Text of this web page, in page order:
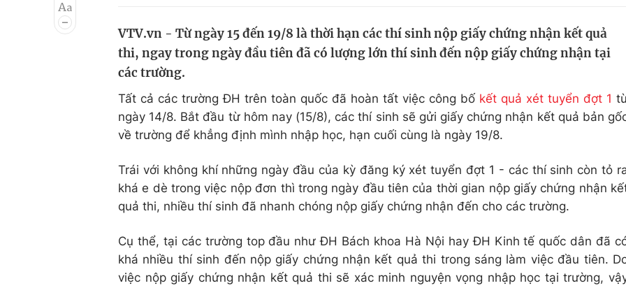
Âm nhạc
Chất lượng cuộc sống
Thị trường
VTV.vn - Từ ngày 15 đến 19/8 là thời hạn các thí sinh nộp giấy chứng nhận kết quả
thi, ngay trong ngày đầu tiên đã có lượng lớn thí sinh đến nộp giấy chứng nhận tại
các trường.
Tất cả các trường ĐH trên toàn quốc đã hoàn tất việc công bố kết quả xét tuyển đợt 1
ngày 14/8. Bắt đầu từ hôm nay (15/8), các thí sinh sẽ gửi giấy chứng nhận kết quả bản
về trường để khẳng định mình nhập học, hạn cuối cùng là ngày 19/8.
Trái với không khí những ngày đầu của kỳ đăng ký xét tuyển đợt 1 - các thí sinh còn tỏ
khá e dè trong việc nộp đơn thì trong ngày đầu tiên của thời gian nộp giấy chứng nhận
quả thi, nhiều thí sinh đã nhanh chóng nộp giấy chứng nhận đến cho các trường.
Cụ thể, tại các trường top đầu như ĐH Bách khoa Hà Nội hay ĐH Kinh tế quốc dân đã
khá nhiều thí sinh đến nộp giấy chứng nhận kết quả thi trong sáng làm việc đầu tiên.
việc nộp giấy chứng nhận kết quả thi sẽ xác minh nguyện vọng nhập học tại trường,